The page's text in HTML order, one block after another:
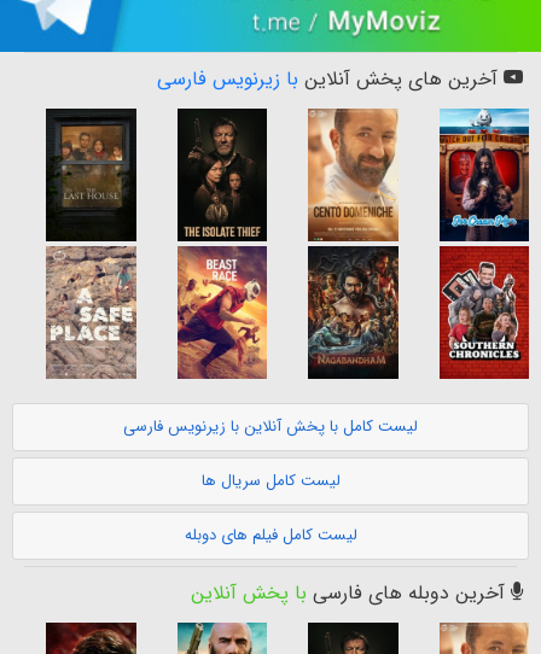
آخرین های پخش آنلاین با زیرنویس فارسی
لیست کامل با پخش آنلاین با زیرنویس فارسی
لیست کامل سریال ها
لیست کامل فیلم های دوبله
آخرین دوبله های فارسی با پخش آنلاین